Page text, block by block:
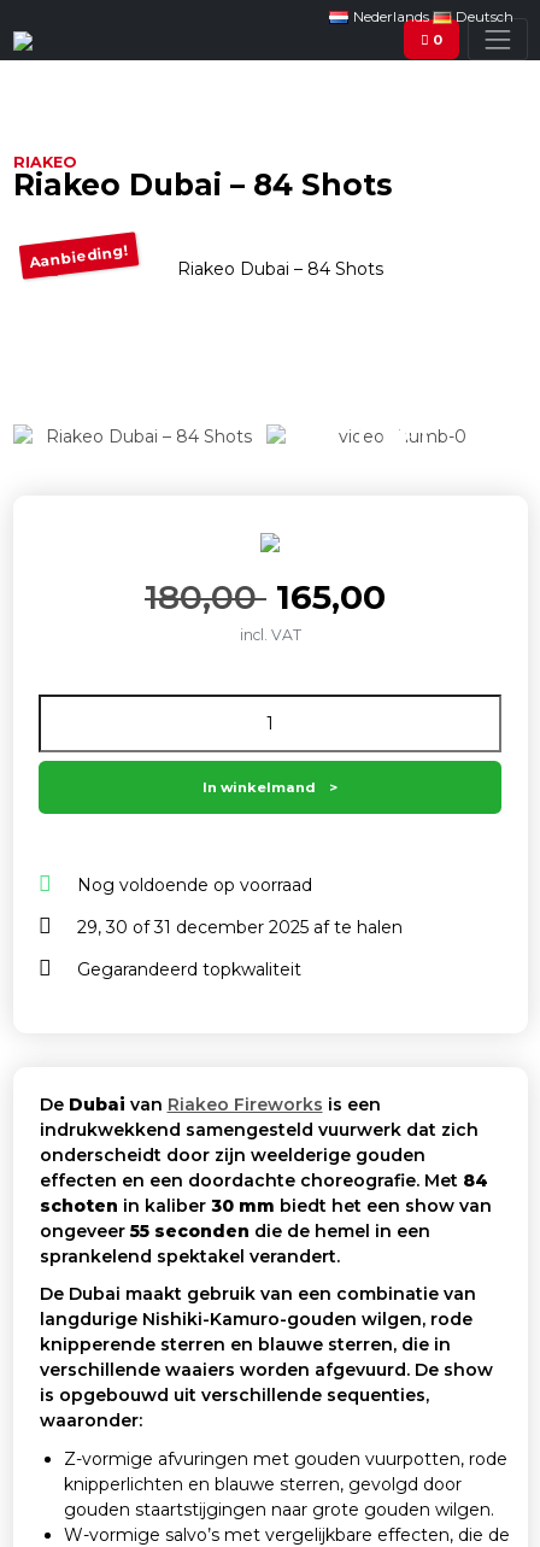
Nederlands
Deutsch
0
RIAKEO
Riakeo Dubai – 84 Shots
Aanbieding!
180,00
prijs
was:
180,00 .
165,00
is:
165,00 .
incl. VAT
In winkelmand
Nog voldoende op voorraad
29, 30 of 31 december 2025 af te halen
Gegarandeerd topkwaliteit
De Dubai van Riakeo Fireworks is een
indrukwekkend samengesteld vuurwerk dat zich
onderscheidt door zijn weelderige gouden
effecten en een doordachte choreografie. Met 84
schoten in kaliber 30 mm biedt het een show van
ongeveer 55 seconden die de hemel in een
sprankelend spektakel verandert.
De Dubai maakt gebruik van een combinatie van
langdurige Nishiki-Kamuro-gouden wilgen, rode
knipperende sterren en blauwe sterren, die in
verschillende waaiers worden afgevuurd. De show
is opgebouwd uit verschillende sequenties,
waaronder:
Z-vormige afvuringen met gouden vuurpotten, rode
knipperlichten en blauwe sterren, gevolgd door
gouden staartstijgingen naar grote gouden wilgen.
W-vormige salvo’s met vergelijkbare effecten, die de